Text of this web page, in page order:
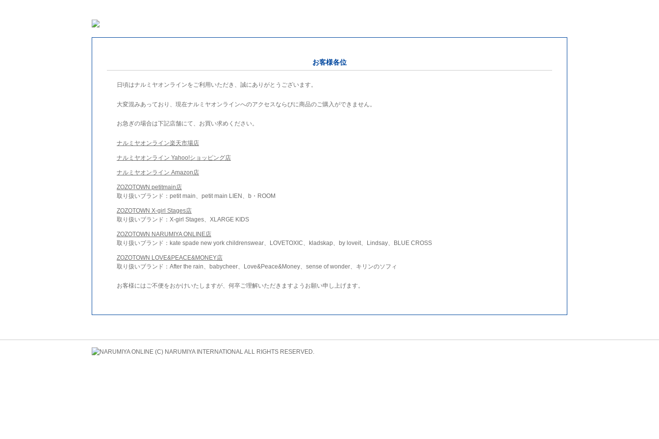
お客様各位
日頃はナルミヤオンラインをご利用いただき、誠にありがとうございます。
大変混みあっており、現在ナルミヤオンラインへのアクセスならびに商品のご購入ができません。
お急ぎの場合は下記店舗にて、お買い求めください。
ナルミヤオンライン楽天市場店
ナルミヤオンライン Yahoo!ショッピング店
ナルミヤオンライン Amazon店
ZOZOTOWN petitmain店
取り扱いブランド：petit main、petit main LIEN、b・ROOM
ZOZOTOWN X-girl Stages店
取り扱いブランド：X-girl Stages、XLARGE KIDS
ZOZOTOWN NARUMIYA ONLINE店
取り扱いブランド：kate spade new york childrenswear、LOVETOXIC、kladskap、by loveit、Lindsay、BLUE CROSS
ZOZOTOWN LOVE&PEACE&MONEY店
取り扱いブランド：After the rain、babycheer、Love&Peace&Money、sense of wonder、キリンのソフィ
お客様にはご不便をおかけいたしますが、何卒ご理解いただきますようお願い申し上げます。